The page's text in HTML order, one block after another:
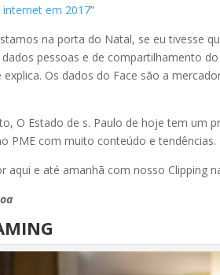
internet em 2017”
na porta do Natal, se eu tivesse
pessoas e de compartilhamento
explica. Os dados do Face são a
O Estado de s. Paulo de hoje tem um
PME com muito conteúdo e tendências.
aqui e até amanhã com nosso Clipping